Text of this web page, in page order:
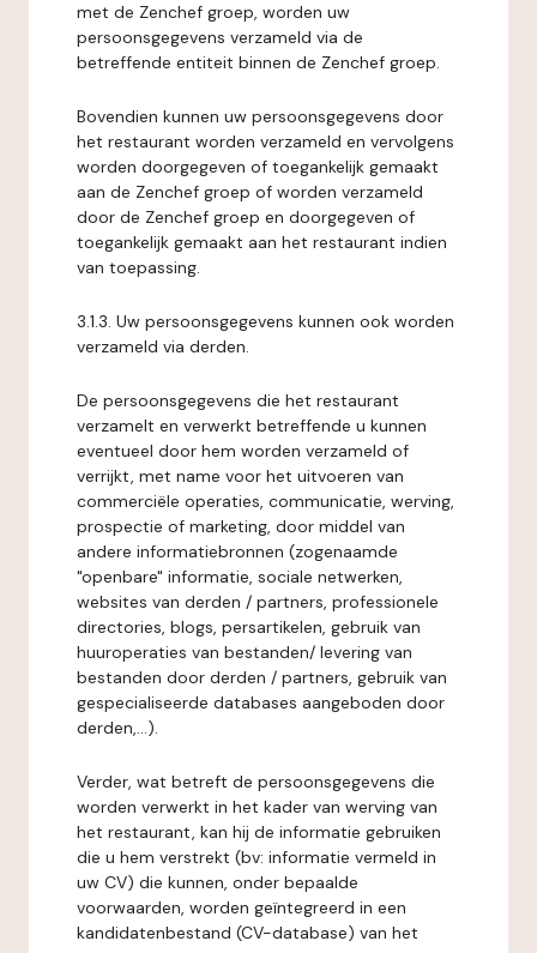
met de Zenchef groep, worden uw
persoonsgegevens verzameld via de
betreffende entiteit binnen de Zenchef groep.
Bovendien kunnen uw persoonsgegevens door
het restaurant worden verzameld en vervolgens
worden doorgegeven of toegankelijk gemaakt
aan de Zenchef groep of worden verzameld
door de Zenchef groep en doorgegeven of
toegankelijk gemaakt aan het restaurant indien
van toepassing.
3.1.3. Uw persoonsgegevens kunnen ook worden
verzameld via derden.
De persoonsgegevens die het restaurant
verzamelt en verwerkt betreffende u kunnen
eventueel door hem worden verzameld of
verrijkt, met name voor het uitvoeren van
commerciële operaties, communicatie, werving,
prospectie of marketing, door middel van
andere informatiebronnen (zogenaamde
"openbare" informatie, sociale netwerken,
websites van derden / partners, professionele
directories, blogs, persartikelen, gebruik van
huuroperaties van bestanden/ levering van
bestanden door derden / partners, gebruik van
gespecialiseerde databases aangeboden door
derden,...).
Verder, wat betreft de persoonsgegevens die
worden verwerkt in het kader van werving van
het restaurant, kan hij de informatie gebruiken
die u hem verstrekt (bv: informatie vermeld in
uw CV) die kunnen, onder bepaalde
voorwaarden, worden geïntegreerd in een
kandidatenbestand (CV-database) van het